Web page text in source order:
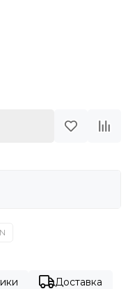
Доставка